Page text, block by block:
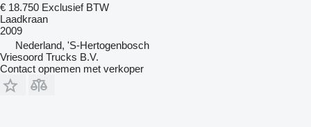
€ 18.750 Exclusief BTW
Laadkraan
2009
Nederland, 'S-Hertogenbosch
Vriesoord Trucks B.V.
Contact opnemen met verkoper